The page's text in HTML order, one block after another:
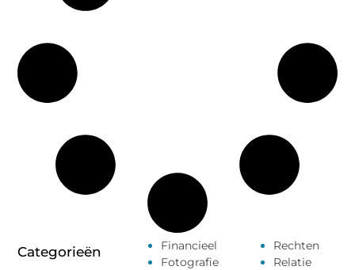
Categorieën
Financieel
Fotografie
Rechten
Relatie